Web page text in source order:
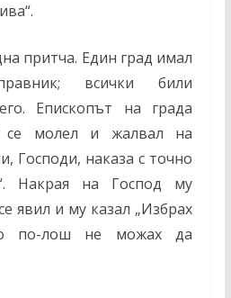
притча. Един град имал
всички били
Епископът на града
молел и жалвал на
Господи, наказа с точно
Накрая на Господ му
явил и му казал „Избрах
по-лош не можах да